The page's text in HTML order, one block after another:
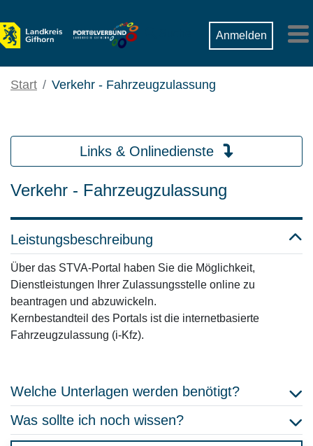
Anmelden
Start Verkehr - Fahrzeugzulassung
Links & Onlinedienste
Verkehr - Fahrzeugzulassung
Leistungsbeschreibung
Über das STVA-Portal haben Sie die Möglichkeit,
Dienstleistungen Ihrer Zulassungsstelle online zu
beantragen und abzuwickeln.
Kernbestandteil des Portals ist die internetbasierte
Fahrzeugzulassung (i-Kfz).
Welche Unterlagen werden benötigt?
Was sollte ich noch wissen?